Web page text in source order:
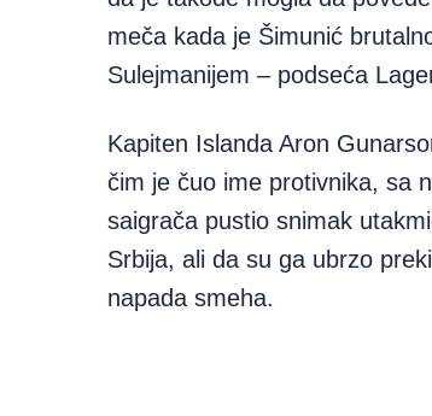
meča kada je Šimunić
Sulejmanijem – podseća
Kapiten Islanda Aron
čim je čuo ime protivnika, sa
saigrača pustio snimak
Srbija, ali da su ga ubrzo
napada smeha.